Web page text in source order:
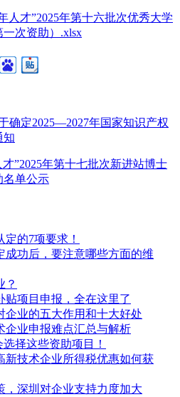
人才”2025年第十六批次优秀大学
次资助）.xlsx
确定2025—2027年国家知识产权
知
”2025年第十七批次新进站博士
名单公示
的7项要求！
成功后，要注意哪些方面的维
？
贴项目申报，全在这里了
企业的五大作用和十大好处
企业申报难点汇总与解析
择这些资助项目！
新技术企业所得税优惠如何获
，深圳对企业支持力度加大